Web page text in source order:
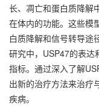
长、凋亡和蛋白质降解
在体内的功能。这些模
白质降解和信号转导途
研究中，USP47的表达
指标。通过深入了解
出新的治疗方法来治疗
疾病。